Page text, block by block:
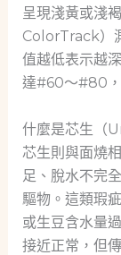
呈現淺黃或淺
ColorTrack）
值越低表示越
達#60～#80，
什麼是芯生（
芯生則與面燒
足、脫水不完
驅物。這類瑕
或生豆含水量
接近正常，但